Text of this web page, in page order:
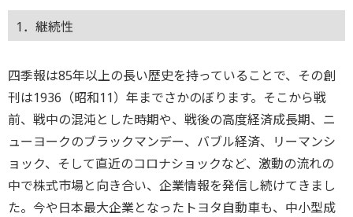
1．継続性
四季報は85年以上の長い歴史を持っていることで、その創
刊は1936（昭和11）年までさかのぼります。そこから戦
前、戦中の混沌とした時期や、戦後の高度経済成長期、ニ
ューヨークのブラックマンデー、バブル経済、リーマンシ
ョック、そして直近のコロナショックなど、激動の流れの
中で株式市場と向き合い、企業情報を発信し続けてきまし
た。今や日本最大企業となったトヨタ自動車も、中小型成